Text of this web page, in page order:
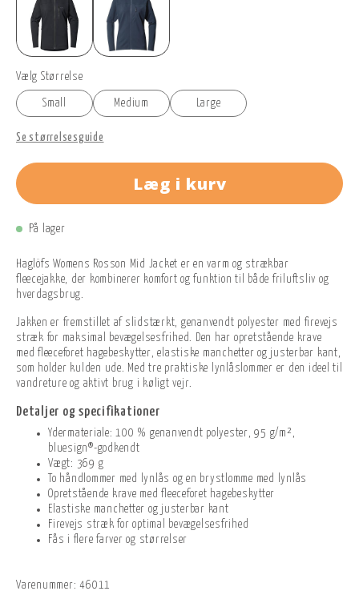
Vælg Størrelse
Small Medium Large
Se størrelsesguide
Læg i kurv
På lager
Haglöfs Womens Rosson Mid Jacket er en varm og strækbar
fleecejakke, der kombinerer komfort og funktion til både friluftsliv og
hverdagsbrug.
Jakken er fremstillet af slidstærkt, genanvendt polyester med firevejs
stræk for maksimal bevægelsesfrihed. Den har opretstående krave
med fleeceforet hagebeskytter, elastiske manchetter og justerbar kant,
som holder kulden ude. Med tre praktiske lynlåslommer er den ideel til
vandreture og aktivt brug i køligt vejr.
Detaljer og specifikationer
Ydermateriale: 100 % genanvendt polyester, 95 g/m²,
bluesign®-godkendt
Vægt: 369 g
To håndlommer med lynlås og en brystlomme med lynlås
Opretstående krave med fleeceforet hagebeskytter
Elastiske manchetter og justerbar kant
Firevejs stræk for optimal bevægelsesfrihed
Fås i flere farver og størrelser
Varenummer: 46011